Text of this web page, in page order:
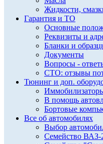
Жидкости,
Гарантия и ТО
Основные
Реквизиты и
Бланки и
Документы
Вопросы -
СТО: отзывы
Тюнинг и доп.
В помощь
Бортовые
Все об автомобилях
Выбор
Семейство ВАЗ-